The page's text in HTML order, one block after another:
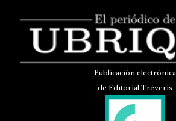
Publicación electrónica
de Editorial Tréveris